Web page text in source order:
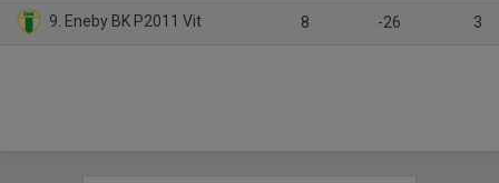
9. Eneby BK P2011 Vit 8 -26 3